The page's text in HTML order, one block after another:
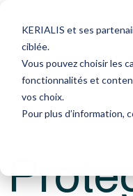
KERIALIS et ses
ciblée.
Vous pouvez choisir les
fonctionnalités et
vos choix.
Pour plus d’information,
Les services santé TNS
Accueil Avocat